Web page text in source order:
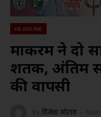
HEADLINE
मार्करम ने दो
शतक, अंतिम
की वापसी
By दिनेश ओरांव